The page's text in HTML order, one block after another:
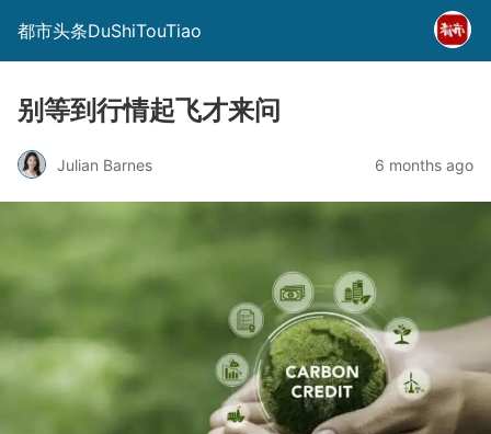
都市头条DuShiTouTiao
别等到行情起飞才来问
Julian Barnes 6 months ago